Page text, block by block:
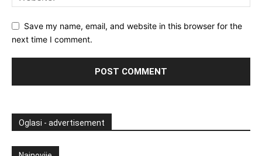
Save my name, email, and website in this browser for the
next time I comment.
Oglasi - advertisement